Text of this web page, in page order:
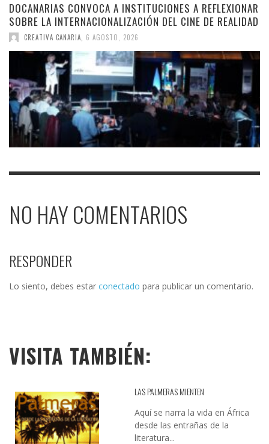
DOCANARIAS CONVOCA A INSTITUCIONES A REFLEXIONAR
SOBRE LA INTERNACIONALIZACIÓN DEL CINE DE REALIDAD
CREATIVA CANARIA 6 AGOSTO, 2026
NO HAY COMENTARIOS
RESPONDER
Lo siento, debes estar conectado para publicar un comentario.
VISITA TAMBIÉN:
LAS PALMERAS MIENTEN
Aquí se narra la vida en África
desde las entrañas de la
literatura...